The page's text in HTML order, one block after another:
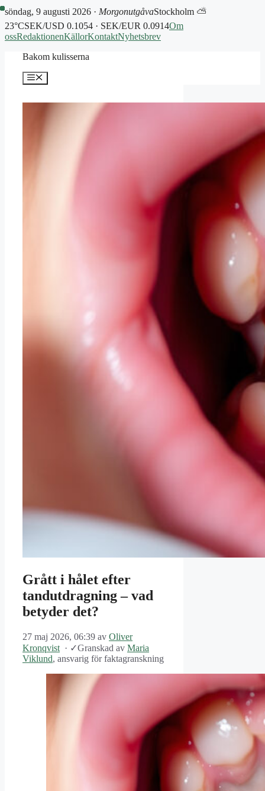
söndag, 9 augusti 2026 · MorgonutgåvaStockholm ⛅
23°CSEK/USD 0.1054 · SEK/EUR 0.0914Om
ossRedaktionenKällorKontaktNyhetsbrev
Bakom kulisserna
Meny
Grått i hålet efter
tandutdragning – vad
betyder det?
27 maj 2026, 06:39 av Oliver
Kronqvist · ✓Granskad av Maria
Viklund, ansvarig för faktagranskning